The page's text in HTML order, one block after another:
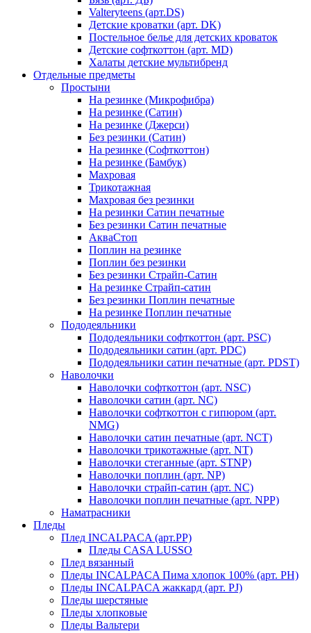
Valteryteens (арт.DS)
Детские кроватки (арт. DK)
Постельное белье для детских кроваток
Детские софткоттон (арт. MD)
Халаты детские мультибренд
Отдельные предметы
Простыни
На резинке (Микрофибра)
На резинке (Сатин)
На резинке (Джерси)
Без резинки (Сатин)
На резинке (Софткоттон)
На резинке (Бамбук)
Махровая
Трикотажная
Махровая без резинки
На резинки Сатин печатные
Без резинки Сатин печатные
АкваСтоп
Поплин на резинке
Поплин без резинки
Без резинки Страйп-Сатин
На резинке Страйп-сатин
Без резинки Поплин печатные
На резинке Поплин печатные
Пододеяльники
Пододеяльники софткоттон (арт. PSC)
Пододеяльники сатин (арт. PDC)
Пододеяльники сатин печатные (арт. PDST)
Наволочки
Наволочки софткоттон (арт. NSC)
Наволочки сатин (арт. NC)
Наволочки софткоттон с гипюром (арт.
NMG)
Наволочки сатин печатные (арт. NCT)
Наволочки трикотажные (арт. NT)
Наволочки стеганные (арт. STNP)
Наволочки поплин (арт. NP)
Наволочки страйп-сатин (арт. NC)
Наволочки поплин печатные (арт. NPP)
Наматрасники
Пледы
Плед INCALPACA (арт.PP)
Пледы CASA LUSSO
Плед вязанный
Пледы INCALPACA Пима хлопок 100% (арт. PH)
Пледы INCALPACA жаккард (арт. PJ)
Пледы шерстяные
Пледы хлопковые
Пледы Вальтери